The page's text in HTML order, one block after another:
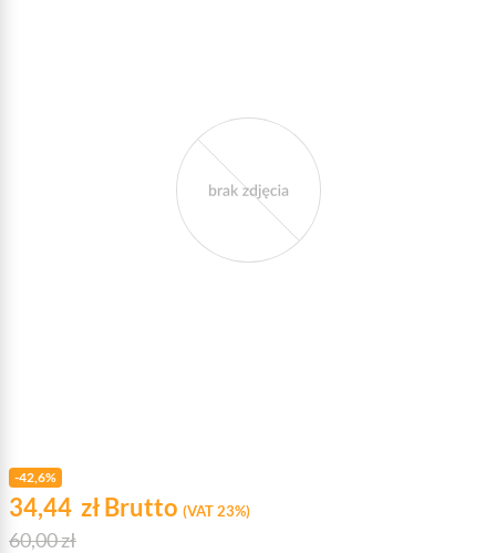
-42,6%
Cena
zł
34,44 złBrutto (VAT 23%)
Cena podstawowa
60,00 zł